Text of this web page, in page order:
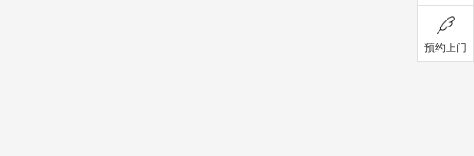
预约上门